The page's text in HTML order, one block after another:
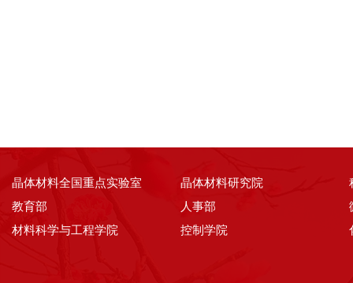
晶体材料全国重点实验室 晶体材料研究院
教育部
人事部
材料科学与工程学院
控制学院